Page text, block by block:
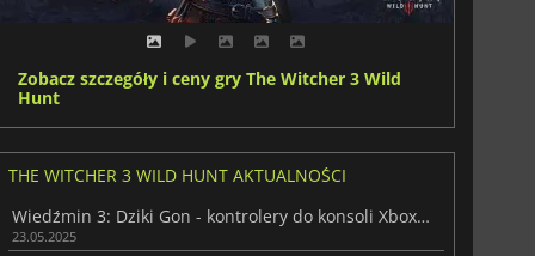
Zobacz szczegóły i ceny gry The Witcher 3 Wild
Hunt
THE WITCHER 3 WILD HUNT AKTUALNOŚCI
Wiedźmin 3: Dziki Gon - kontrolery do konsoli Xbox zaprojektowane przez deweloperów z CD Projekt zostały wypuszczone na rynek
23.05.2025